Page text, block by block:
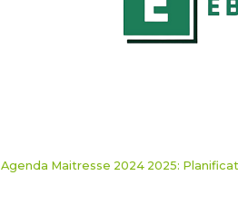
Agenda Maitresse 2024 2025: